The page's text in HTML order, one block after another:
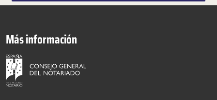
Más información